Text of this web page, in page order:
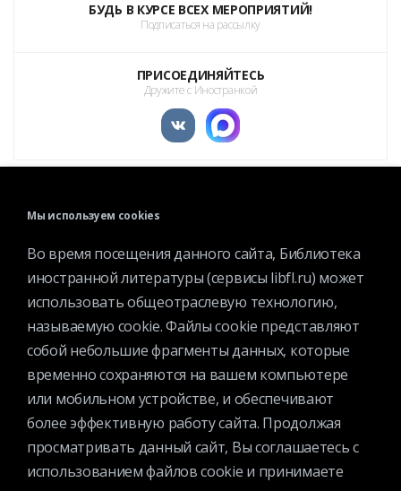
БУДЬ В КУРСЕ ВСЕХ МЕРОПРИЯТИЙ!
Подписаться на рассылку
ПРИСОЕДИНЯЙТЕСЬ
Дружите с Иностранкой
КАТАЛОГ
МЕРОПРИЯТИЯ
НОВОСТИ
СТРУКТУРА
О БИБЛИОТЕКЕ
Контактная информация
Мы используем cookies
Во время посещения данного сайта, Библиотека
иностранной литературы (сервисы libfl.ru) может
использовать общеотраслевую технологию,
называемую cookie. Файлы cookie представляют
собой небольшие фрагменты данных, которые
временно сохраняются на вашем компьютере
или мобильном устройстве, и обеспечивают
более эффективную работу сайта. Продолжая
просматривать данный сайт, Вы соглашаетесь с
использованием файлов cookie и принимаете